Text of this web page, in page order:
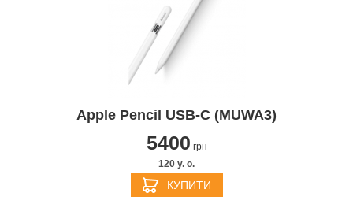
Apple Pencil USB-C (MUWA3)
5400 грн
120 y. о.
КУПИТИ